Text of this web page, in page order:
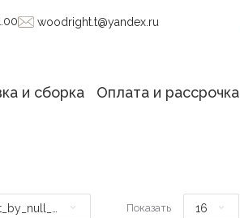
woodright.t@yandex.ru
и сборка Оплата и рассрочка
Показать 16